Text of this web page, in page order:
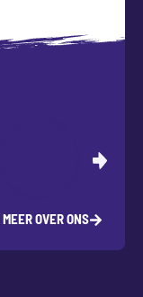
OVER ONS